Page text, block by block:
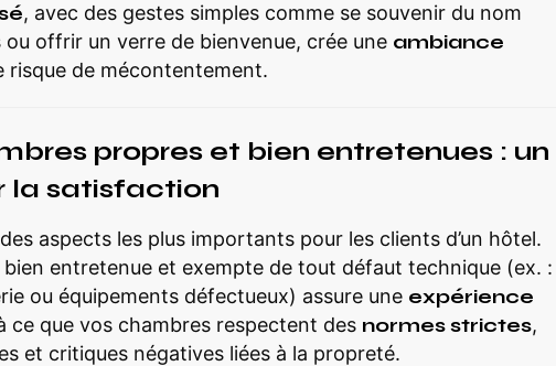
, avec des gestes simples comme se souvenir du nom
offrir un verre de bienvenue, crée une ambiance
risque de mécontentement.
propres et bien entretenues : un
la satisfaction
des aspects les plus importants pour les clients d’un hôtel.
entretenue et exempte de tout défaut technique (ex. :
ou équipements défectueux) assure une expérience
ce que vos chambres respectent des normes strictes,
et critiques négatives liées à la propreté.